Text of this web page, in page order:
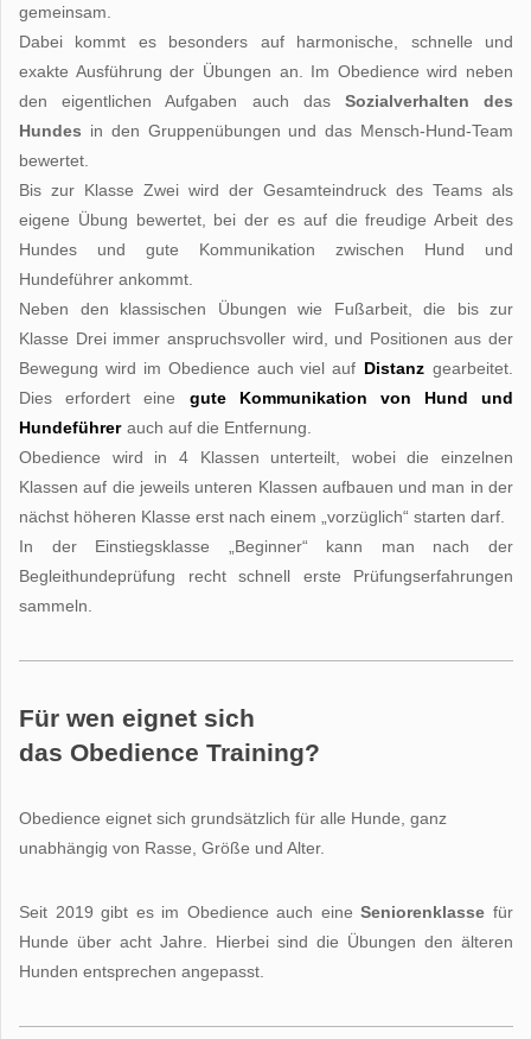
gemeinsam.
Dabei kommt es besonders auf harmonische, schnelle und
exakte Ausführung der Übungen an. Im Obedience wird neben
den eigentlichen Aufgaben auch das Sozialverhalten des
Hundes in den Gruppenübungen und das Mensch-Hund-Team
bewertet.
Bis zur Klasse Zwei wird der Gesamteindruck des Teams als
eigene Übung bewertet, bei der es auf die freudige Arbeit des
Hundes und gute Kommunikation zwischen Hund und
Hundeführer ankommt.
Neben den klassischen Übungen wie Fußarbeit, die bis zur
Klasse Drei immer anspruchsvoller wird, und Positionen aus der
Bewegung wird im Obedience auch viel auf Distanz gearbeitet.
Dies erfordert eine
gute Kommunikation von Hund und
Hundeführer auch auf die Entfernung.
Obedience wird in 4 Klassen unterteilt, wobei die einzelnen
Klassen auf die jeweils unteren Klassen aufbauen und man in der
nächst höheren Klasse erst nach einem „vorzüglich“ starten darf.
In der Einstiegsklasse „Beginner“ kann man nach der
Begleithundeprüfung recht schnell erste Prüfungserfahrungen
sammeln.
Für wen eignet sich
das Obedience Training?
Obedience eignet sich grundsätzlich für alle Hunde, ganz
unabhängig von Rasse, Größe und Alter.
Seit 2019 gibt es im Obedience auch eineSeniorenklasse für
Hunde über acht Jahre. Hierbei sind die Übungen den älteren
Hunden entsprechen angepasst.